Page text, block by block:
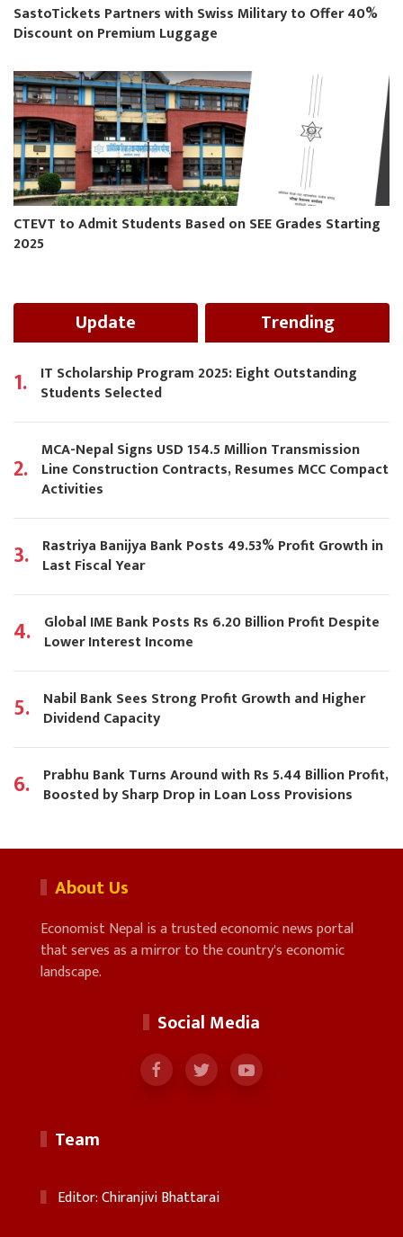
SastoTickets Partners with Swiss Military to Offer 40%
Discount on Premium Luggage
CTEVT to Admit Students Based on SEE Grades Starting
2025
Update Trending
1. IT Scholarship Program 2025: Eight Outstanding
Students Selected
2.
MCA-Nepal Signs USD 154.5 Million Transmission
Line Construction Contracts, Resumes MCC Compact
Activities
3. Rastriya Banijya Bank Posts 49.53% Profit Growth in
Last Fiscal Year
4. Global IME Bank Posts Rs 6.20 Billion Profit Despite
Lower Interest Income
5. Nabil Bank Sees Strong Profit Growth and Higher
Dividend Capacity
6. Prabhu Bank Turns Around with Rs 5.44 Billion Profit,
Boosted by Sharp Drop in Loan Loss Provisions
About Us
Economist Nepal is a trusted economic news portal
that serves as a mirror to the country's economic
landscape.
Social Media
Team
Editor: Chiranjivi Bhattarai